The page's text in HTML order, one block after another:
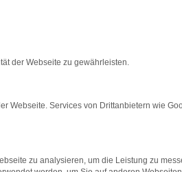
der Webseite zu gewährleisten.
Webseite. Services von Drittanbietern wie
zu analysieren, um die Leistung zu